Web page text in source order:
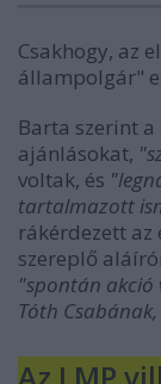
Csakhogy, az
állampolgár"
Barta szerint
ajánlásokat,
voltak, és
tartalmazott
rákérdezett az
szereplő
"spontán akció
Tóth